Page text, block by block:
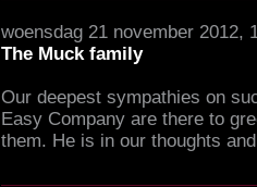
woensdag 21 november 2012,
The Muck family
Our deepest sympathies on
Easy Company are there to
them. He is in our thoughts